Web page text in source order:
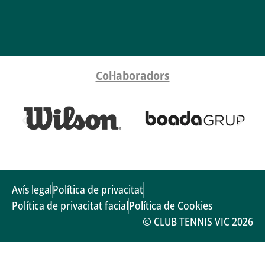
Col·laboradors
© CLUB TENNIS VIC 2026
Avís legalPolítica de privacitat
Política de privacitat facialPolítica de Cookies